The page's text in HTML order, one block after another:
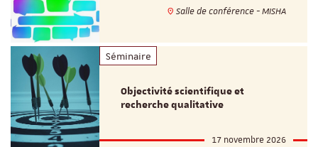
Salle de conférence - MISHA
Séminaire
Objectivité scientifique et
recherche qualitative
17 novembre 2026